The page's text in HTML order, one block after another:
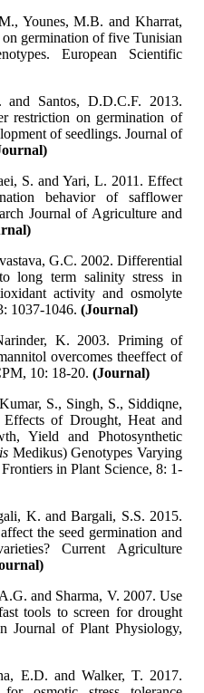
Younes, M.B. and Kharrat,
germination of five Tunisian
European Scientific
Santos, D.D.C.F. 2013.
restriction on germination of
of seedlings. Journal of
S. and Yari, L. 2011. Effect
behavior of safflower
Journal of Agriculture and
G.C. 2002. Differential
long term salinity stress in
activity and osmolyte
1037-1046. (Journal)
K. 2003. Priming of
overcomes theeffect of
10: 18-20. (Journal)
S., Singh, S., Siddiqne,
of Drought, Heat and
Yield and Photosynthetic
Medikus) Genotypes Varying
in Plant Science, 8: 1-
K. and Bargali, S.S. 2015.
the seed germination and
Current Agriculture
and Sharma, V. 2007. Use
tools to screen for drought
Journal of Plant Physiology,
E.D. and Walker, T. 2017.